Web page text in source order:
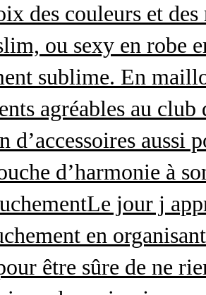
des couleurs et
ou sexy en robe
sublime. En
agréables au
d’accessoires aussi
d’harmonie à
Le jour j
en
être sûre de ne